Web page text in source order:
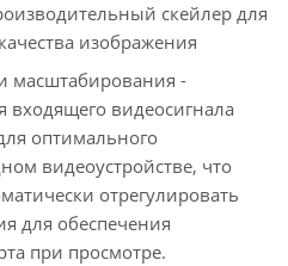
скейлер для
изображения
масштабирования -
видеосигнала
оптимального
видеоустройстве, что
отрегулировать
для обеспечения
при просмотре.